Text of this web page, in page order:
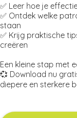
✅ Leer hoe je
✅ Ontdek welke
staan
✅ Krijg praktische
creëren
Een kleine stap met
💞 Download nu
diepere en sterkere